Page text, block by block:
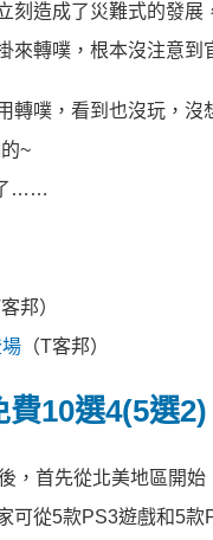
刻造成了災難式的發
來轉噗，根本沒注意到
轉噗，看到也沒玩，沒
~
了……
客邦）
（T客邦）
10選4(5選2)
，首先從北美地區開
可從5款PS3遊戲和5